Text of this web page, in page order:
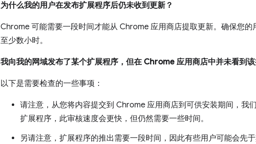
为什么我的用户在发布扩展程序后仍未收到更新？
Chrome 可能需要一段时间才能从 Chrome 应用商店提取更新。确保您
至少数小时。
我向我的网域发布了某个扩展程序，但在 Chrome 应用商店中并未看到该
以下是需要检查的一些事项：
请注意，从您将内容提交到 Chrome 应用商店到可供安装期间，我
扩展程序，此审核速度会更快，但仍然需要一些时间。
另请注意，扩展程序的推出需要一段时间，因此有些用户可能会先